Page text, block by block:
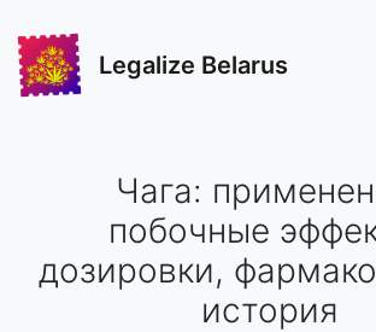
Legalize Belarus
Чага:
побочные
дозировки,
история